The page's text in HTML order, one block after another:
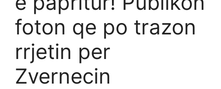
foton qe po trazon
rrjetin per
Zvernecin